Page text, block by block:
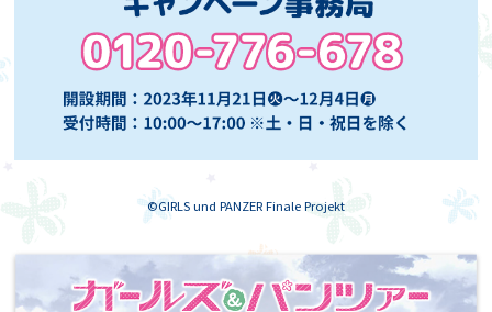
©GIRLS und PANZER Finale Projekt